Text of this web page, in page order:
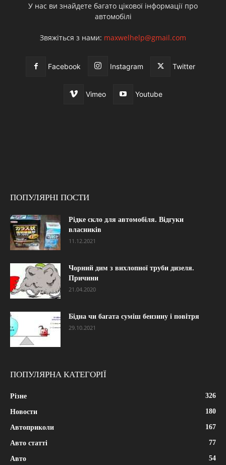
У нас ви знайдете багато цікової інформації про
автомобілі
Звяжіться з нами: maxwelhelp@gmail.com
Facebook Instagram Twitter
Vimeo Youtube
ПОПУЛЯРНІ ПОСТИ
Рідке скло для автомобіля. Відгуки
власників
11.12.2021
Чорний дим з вихлопної труби дизеля.
Причини
21.04.2020
Бідна чи багата суміш бензину і повітря
29.10.2021
ПОПУЛЯРНА КАТЕГОРІЇ
Різне 326
Новости 180
Автоприколи 167
Авто статті 77
Авто 54